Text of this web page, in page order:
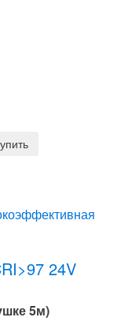
24V
5м)